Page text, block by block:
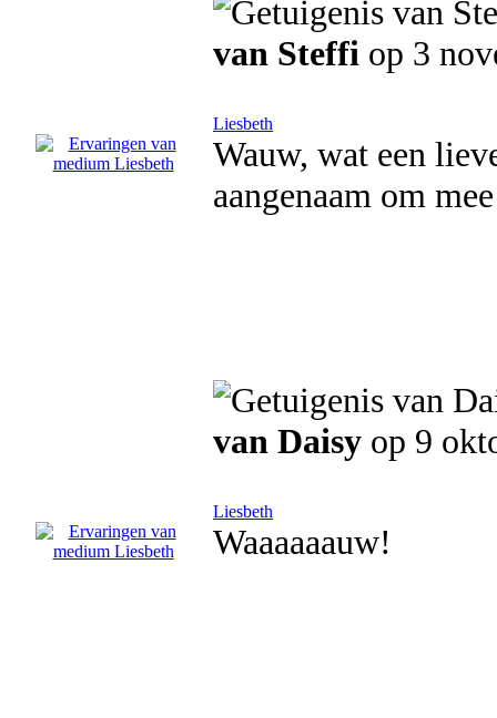
van Steffi op 3
Liesbeth
Wauw, wat een
aangenaam om
van Daisy op 9
Liesbeth
Waaaaaauw!